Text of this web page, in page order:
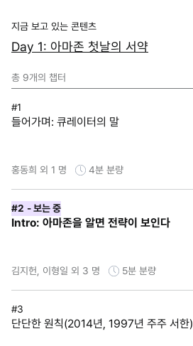
지금 보고 있는 콘텐츠
Day 1: 아마존 첫날의 서약
총 9개의 챕터
#1
들어가며: 큐레이터의 말
홍동희 외 1 명 4분 분량
#2 - 보는 중
Intro: 아마존을 알면 전략이 보인다
김지헌, 이형일 외 3 명 5분 분량
#3
단단한 원칙(2014년, 1997년 주주 서한)